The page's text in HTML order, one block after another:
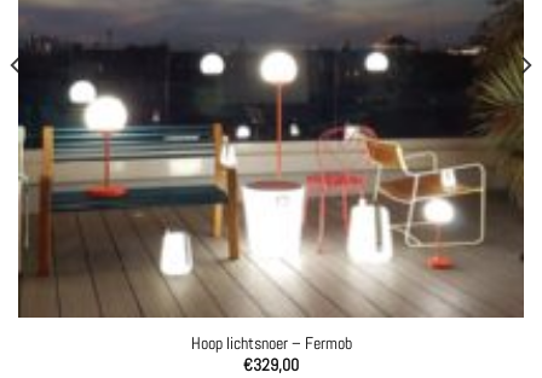
Hoop lichtsnoer – Fermob
€329,00